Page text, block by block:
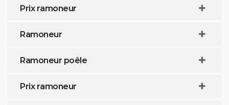
Prix ramoneur
Ramoneur
Ramoneur poêle
Prix ramoneur